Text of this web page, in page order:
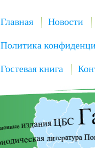
Главная Новости
Политика
Гостевая книга